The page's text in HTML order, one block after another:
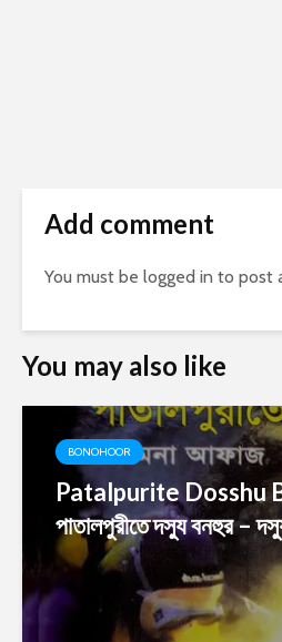
Add comment
You must be logged in to post
You may also like
BONOHOOR
Patalpurite Dosshu
পাতালপুরীতে দস্যু বনহুর –